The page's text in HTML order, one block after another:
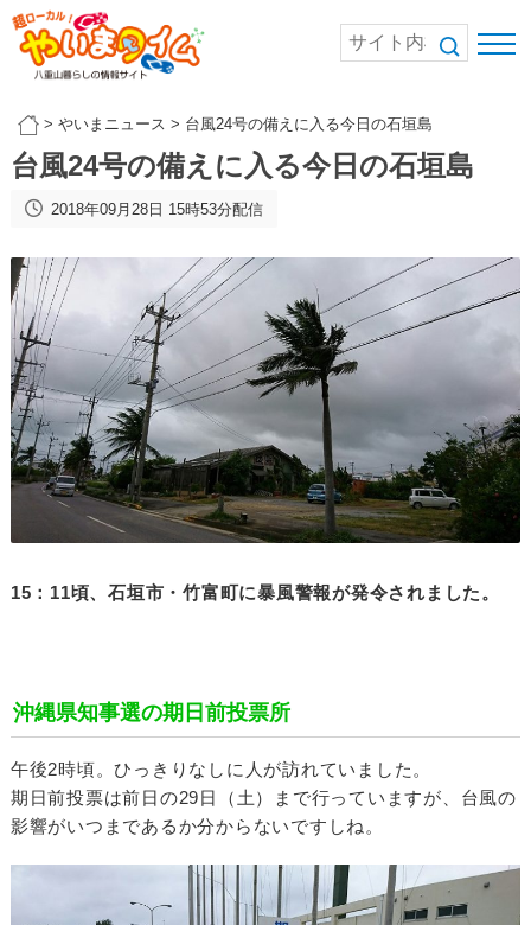
> やいまニュース > 台風24号の備えに入る今日の石垣島
台風24号の備えに入る今日の石垣島
2018年09月28日 15時53分配信
15：11頃、石垣市・竹富町に暴風警報が発令されました。
沖縄県知事選の期日前投票所
午後2時頃。ひっきりなしに人が訪れていました。
期日前投票は前日の29日（土）まで行っていますが、台風の
影響がいつまであるか分からないですしね。